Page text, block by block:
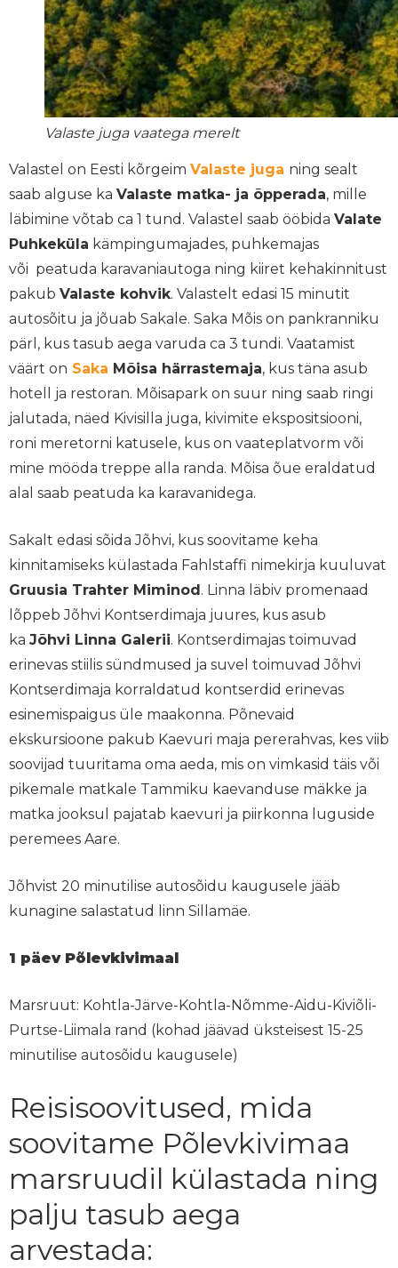
Valaste juga vaatega merelt
Valastel on Eesti kõrgeim Valaste juga ning sealt
saab alguse ka Valaste matka- ja õpperada, mille
läbimine võtab ca 1 tund. Valastel saab ööbida Valate
Puhkeküla kämpingumajades, puhkemajas
või peatuda karavaniautoga ning kiiret kehakinnitust
pakub Valaste kohvik. Valastelt edasi 15 minutit
autosõitu ja jõuab Sakale. Saka Mõis on pankranniku
pärl, kus tasub aega varuda ca 3 tundi. Vaatamist
väärt on Saka Mõisa härrastemaja, kus täna asub
hotell ja restoran. Mõisapark on suur ning saab ringi
jalutada, näed Kivisilla juga, kivimite ekspositsiooni,
roni meretorni katusele, kus on vaateplatvorm või
mine mööda treppe alla randa. Mõisa õue eraldatud
alal saab peatuda ka karavanidega.
Sakalt edasi sõida Jõhvi, kus soovitame keha
kinnitamiseks külastada Fahlstaffi nimekirja kuuluvat
Gruusia Trahter Miminod. Linna läbiv promenaad
lõppeb Jõhvi Kontserdimaja juures, kus asub
ka Jõhvi Linna Galerii. Kontserdimajas toimuvad
erinevas stiilis sündmused ja suvel toimuvad Jõhvi
Kontserdimaja korraldatud kontserdid erinevas
esinemispaigus üle maakonna. Põnevaid
ekskursioone pakub Kaevuri maja pererahvas, kes viib
soovijad tuuritama oma aeda, mis on vimkasid täis või
pikemale matkale Tammiku kaevanduse mäkke ja
matka jooksul pajatab kaevuri ja piirkonna luguside
peremees Aare.
Jõhvist 20 minutilise autosõidu kaugusele jääb
kunagine salastatud linn Sillamäe.
1 päev Põlevkivimaal
Marsruut: Kohtla-Järve-Kohtla-Nõmme-Aidu-Kiviõli-
Purtse-Liimala rand (kohad jäävad üksteisest 15-25
minutilise autosõidu kaugusele)
Reisisoovitused, mida
soovitame Põlevkivimaa
marsruudil külastada ning
palju tasub aega
arvestada: